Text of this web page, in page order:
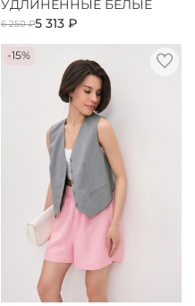
УДЛИНЕННЫЕ БЕЛЫЕ
6 250 ₽5 313 ₽
-15%